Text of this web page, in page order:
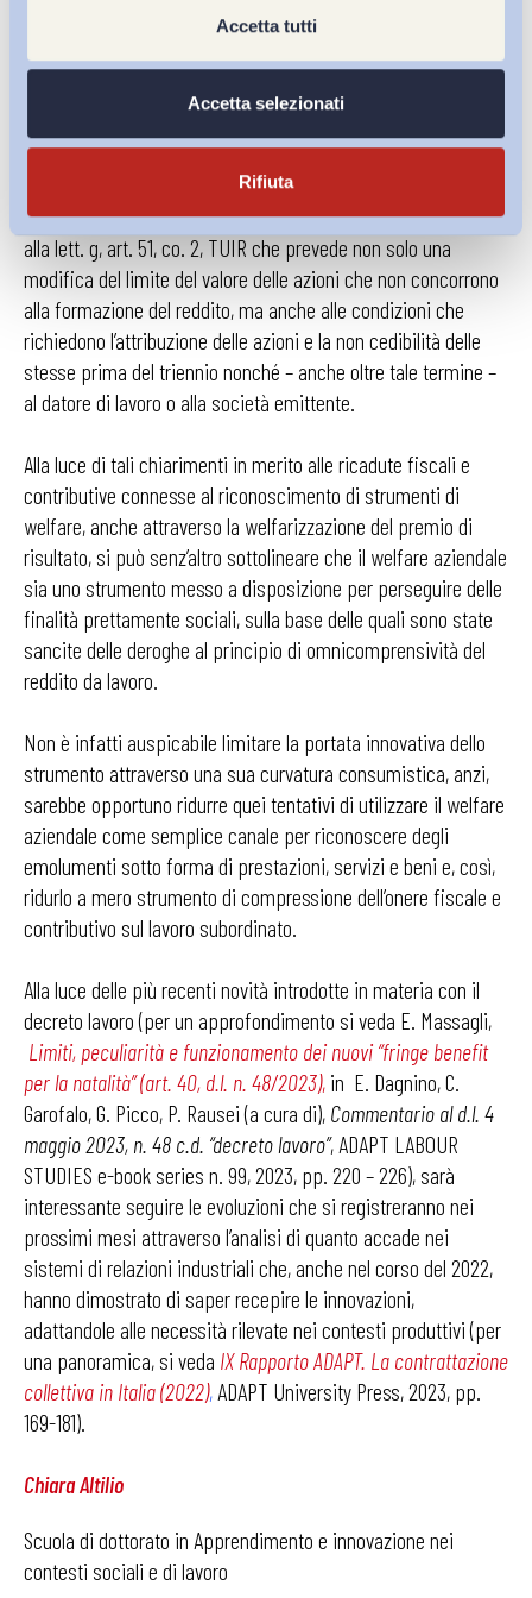
Accetta tutti
Accetta selezionati
Rifiuta
conversione dei premi di risultato in forme di welfare
aziendale di cui al comma 2 dell’ art. 51, le quali dovranno
essere comunque assoggettate al contributo di solidarietà del
Se invece il premio viene convertito con azioni offerte alla
generalità dei dipendenti, il legislatore ha previsto una deroga
alla lett. g, art. 51, co. 2, TUIR che prevede non solo una
modifica del limite del valore delle azioni che non concorrono
alla formazione del reddito, ma anche alle condizioni che
richiedono l’attribuzione delle azioni e la non cedibilità delle
stesse prima del triennio nonché – anche oltre tale termine –
al datore di lavoro o alla società emittente.
Alla luce di tali chiarimenti in merito alle ricadute fiscali e
contributive connesse al riconoscimento di strumenti di
welfare, anche attraverso la welfarizzazione del premio di
risultato, si può senz’altro sottolineare che il welfare aziendale
sia uno strumento messo a disposizione per perseguire delle
finalità prettamente sociali, sulla base delle quali sono state
sancite delle deroghe al principio di omnicomprensività del
reddito da lavoro.
Non è infatti auspicabile limitare la portata innovativa dello
strumento attraverso una sua curvatura consumistica, anzi,
sarebbe opportuno ridurre quei tentativi di utilizzare il welfare
aziendale come semplice canale per riconoscere degli
emolumenti sotto forma di prestazioni, servizi e beni e, così,
ridurlo a mero strumento di compressione dell’onere fiscale e
contributivo sul lavoro subordinato.
Alla luce delle più recenti novità introdotte in materia con il
decreto lavoro (per un approfondimento si veda E. Massagli,
Limiti, peculiarità e funzionamento dei nuovi “fringe benefit
per la natalità” (art. 40, d.l. n. 48/2023), in E. Dagnino, C.
Garofalo, G. Picco, P. Rausei (a cura di), Commentario al d.l. 4
maggio 2023, n. 48 c.d. “decreto lavoro”, ADAPT LABOUR
STUDIES e-book series n. 99, 2023, pp. 220 – 226), sarà
interessante seguire le evoluzioni che si registreranno nei
prossimi mesi attraverso l’analisi di quanto accade nei
sistemi di relazioni industriali che, anche nel corso del 2022,
hanno dimostrato di saper recepire le innovazioni,
adattandole alle necessità rilevate nei contesti produttivi (per
una panoramica, si veda IX Rapporto ADAPT. La contrattazione
collettiva in Italia (2022), ADAPT University Press, 2023, pp.
169-181).
Chiara Altilio
Scuola di dottorato in Apprendimento e innovazione nei
contesti sociali e di lavoro